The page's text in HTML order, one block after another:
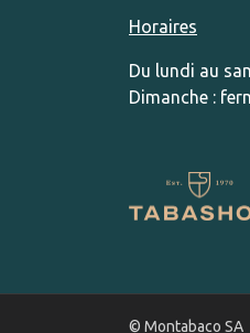
Horaires
Du lundi au
Dimanche :
© Montabaco SA